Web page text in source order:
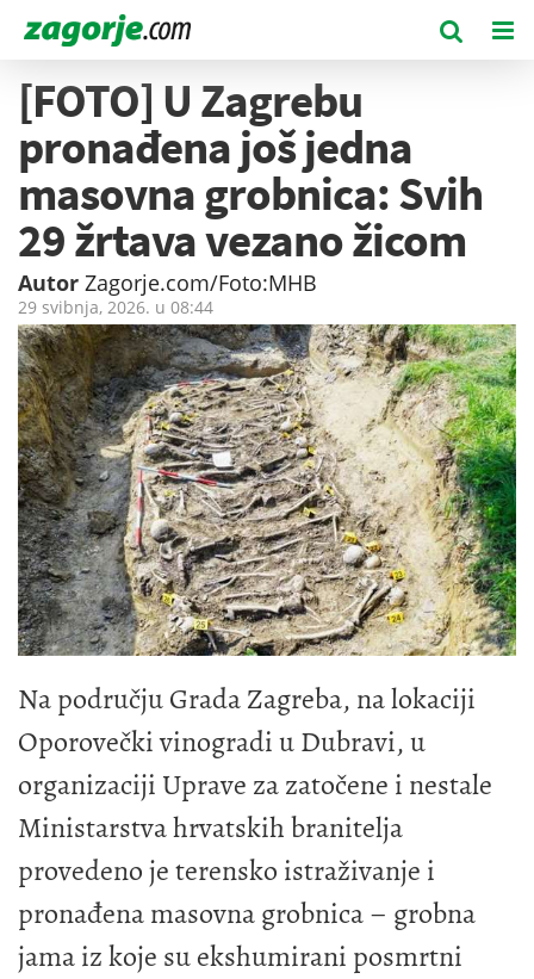
[FOTO] U Zagrebu
pronađena još jedna
masovna grobnica: Svih
29 žrtava vezano žicom
Autor Zagorje.com/Foto:MHB
29 svibnja, 2026. u 08:44
Na području Grada Zagreba, na lokaciji
Oporovečki vinogradi u Dubravi, u
organizaciji Uprave za zatočene i nestale
Ministarstva hrvatskih branitelja
provedeno je terensko istraživanje i
pronađena masovna grobnica – grobna
jama iz koje su ekshumirani posmrtni